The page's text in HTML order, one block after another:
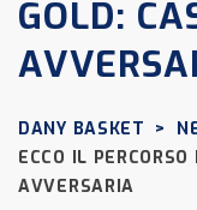
GOLD:
DANY BASKET >
ECCO IL
AVVERSARIA